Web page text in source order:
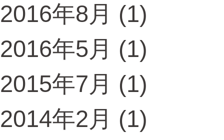
2016年8月 (1)
2016年5月 (1)
2015年7月 (1)
2014年2月 (1)